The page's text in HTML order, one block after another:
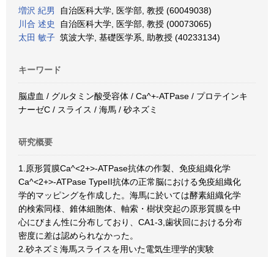
増沢 紀男
自治医科大学, 医学部, 教授 (60049038)
川合 述史
自治医科大学, 医学部, 教授 (00073065)
太田 敏子 筑波大学, 基礎医学系, 助教授 (40233134)
キーワード
脳虚血 / グルタミン酸受容体 / Ca^+-ATPase / プロテインキ
ナーゼC / スライス / 海馬 / 砂ネズミ
研究概要
1.原形質膜Ca^<2+>-ATPase抗体の作製、免疫組織化学
Ca^<2+>-ATPase TypeII抗体の正常脳における免疫組織化
学的マッピングを作成した。海馬に於いては酵素組織化学
的検索同様、錐体細胞体、軸索・樹状突起の原形質膜を中
心にびまん性に分布しており、CA1-3,歯状回における分布
密度に差は認められなかった。
2.砂ネズミ海馬スライスを用いた電気生理学的実験